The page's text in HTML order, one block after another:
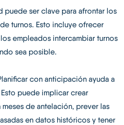
puede ser clave para afrontar los
turnos. Esto incluye ofrecer
empleados intercambiar turnos
sea posible.
con anticipación ayuda a
puede implicar crear
de antelación, prever las
en datos históricos y tener